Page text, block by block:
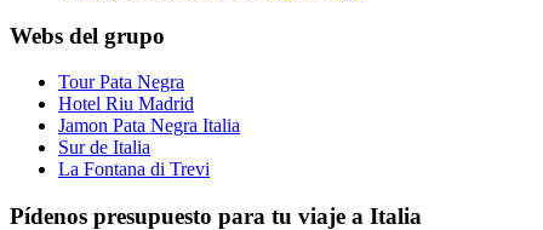
Webs del grupo
Tour Pata Negra
Hotel Riu Madrid
Jamon Pata Negra Italia
Sur de Italia
La Fontana di Trevi
Pídenos presupuesto para tu viaje a Italia